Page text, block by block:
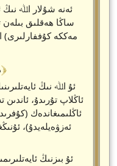
ئەنە شۇلار اﷲ نىڭ
ساڭا ھەقلىق بىلەن
مەككە كۇففارلىرى)
﴾ 7 ﴿
ئۇ اﷲ نىڭ
ئاڭلاپ تۇرىدۇ،
ئاڭلىمىغاندەك
ئەزۋەيلەيدۇ)،
ئۇ بىزنىڭ